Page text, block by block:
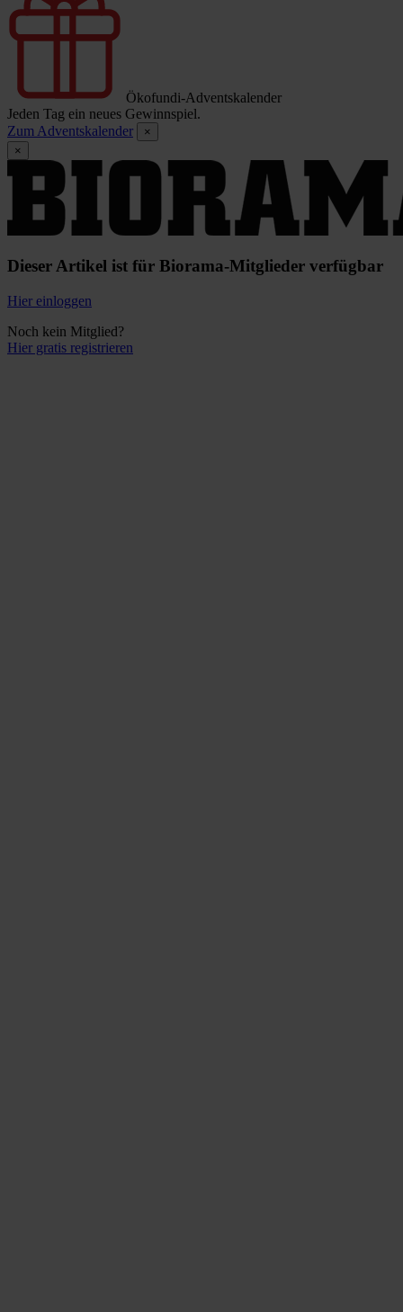
Ökofundi-Adventskalender
Jeden Tag ein neues Gewinnspiel.
Zum Adventskalender
×
×
Dieser Artikel ist für Biorama-Mitglieder verfügbar
Hier einloggen
Noch kein Mitglied?
Hier gratis registrieren